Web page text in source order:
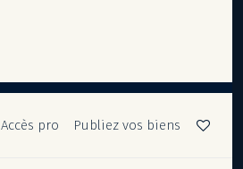
Accès pro Publiez vos biens